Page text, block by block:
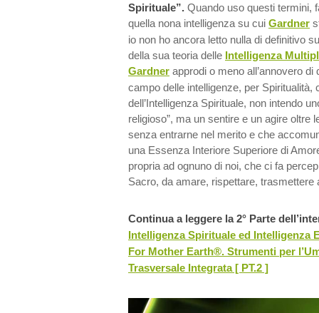
Spirituale”. Quando uso questi termini,
quella nona intelligenza su cui Gardner
io non ho ancora letto nulla di definitivo
della sua teoria delle Intelligenza
Gardner approdi o meno all’annovero di
campo delle intelligenze, per Spiritualità,
dell’Intelligenza Spirituale, non intendo
religioso”, ma un sentire e un agire oltre
senza entrarne nel merito e che
una Essenza Interiore Superiore di
propria ad ognuno di noi, che ci fa
Sacro, da amare, rispettare, trasmettere
Continua a leggere la 2° Parte
Intelligenza Spirituale ed Intelligenza
For Mother Earth®. Strumenti per
Trasversale Integrata [ PT.2 ]